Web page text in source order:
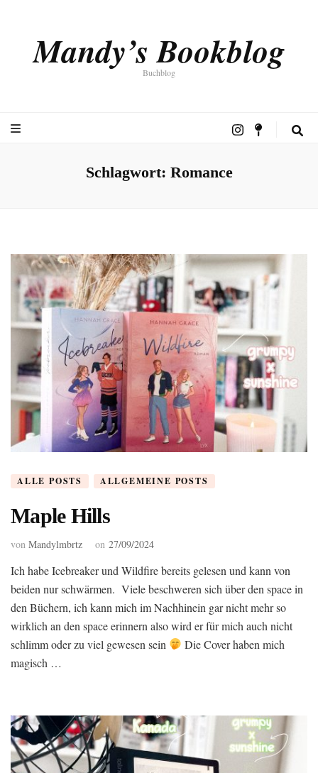
Mandy’s Bookblog
Buchblog
Schlagwort: Romance
ALLE POSTS ALLGEMEINE POSTS
Maple Hills
von Mandylmbrtz on 27/09/2024
Ich habe Icebreaker und Wildfire bereits gelesen und kann von
beiden nur schwärmen. Viele beschweren sich über den space in
den Büchern, ich kann mich im Nachhinein gar nicht mehr so
wirklich an den space erinnern also wird er für mich auch nicht
schlimm oder zu viel gewesen sein
Die Cover haben mich
magisch …